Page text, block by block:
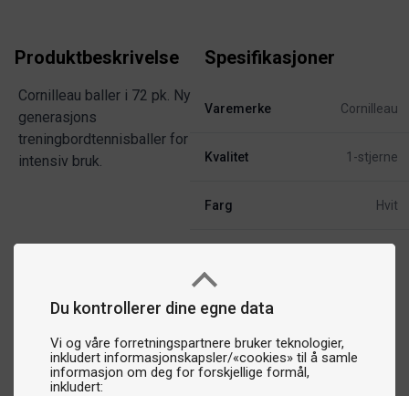
Du kontrollerer dine egne data
Vi og våre forretningspartnere bruker teknologier,
inkludert informasjonskapsler/«cookies» til å samle
informasjon om deg for forskjellige formål,
inkludert:
Produktbeskrivelse
Cornilleau baller i 72 pk. Ny
generasjons
treningbordtennisballer for
intensiv bruk.
Spesifikasjoner
Varemerke Cornilleau
Kvalitet 1-stjerne
Farg Hvit